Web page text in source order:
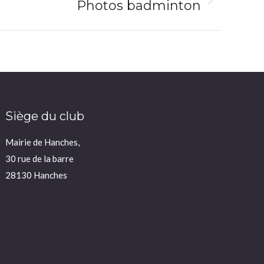
Photos badminton
Siège du club
Mairie de Hanches,
30 rue de la barre
28130 Hanches